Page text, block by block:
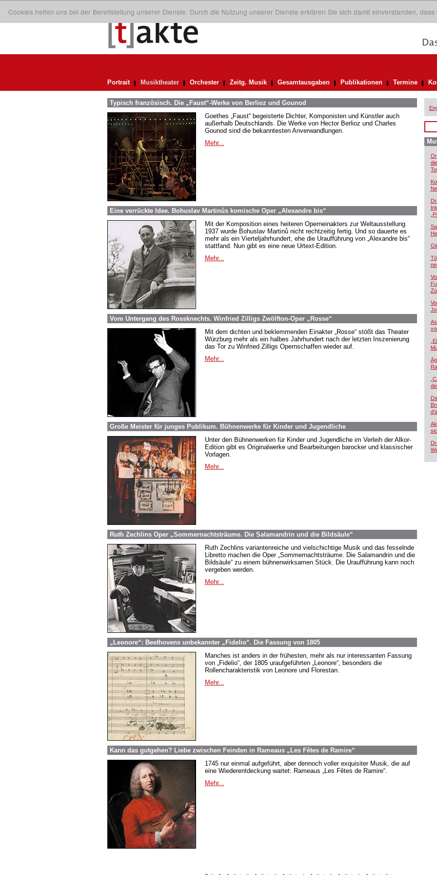
Cookies helfen uns bei der Bereitstellung unserer Dienste. Durch die Nutzung unserer Dienste erklären Sie sich damit einverstanden, dass
Portrait Musiktheater Orchester Zeitg. Musik Gesamtausgaben Publikationen Termine
Typisch französisch. Die „Faust“-Werke von Berlioz und Gounod
Goethes „Faust“ begeisterte Dichter, Komponisten und Künstler auch
außerhalb Deutschlands. Die Werke von Hector Berlioz und Charles
Gounod sind die bekanntesten Anverwandlungen.
Mehr...
Eine verrückte Idee. Bohuslav Martinůs komische Oper „Alexandre bis“
Mit der Komposition eines heiteren Operneinakters zur Weltausstellung
1937 wurde Bohuslav Martinů nicht rechtzeitig fertig. Und so dauerte es
mehr als ein Vierteljahrhundert, ehe die Uraufführung von „Alexandre bis“
stattfand. Nun gibt es eine neue Urtext-Edition.
Mehr...
Vom Untergang des Rossknechts. Winfried Zilligs Zwölfton-Oper „Rosse“
Mit dem dichten und beklemmenden Einakter „Rosse“ stößt das Theater
Würzburg mehr als ein halbes Jahrhundert nach der letzten Inszenierung
das Tor zu Winfried Zilligs Opernschaffen wieder auf.
Mehr...
Große Meister für junges Publikum. Bühnenwerke für Kinder und Jugendliche
Unter den Bühnenwerken für Kinder und Jugendliche im Verleih der Alkor-
Edition gibt es Originalwerke und Bearbeitungen barocker und klassischer
Vorlagen.
Mehr...
Ruth Zechlins Oper „Sommernachtsträume. Die Salamandrin und die Bildsäule“
Ruth Zechlins variantenreiche und vielschichtige Musik und das fesselnde
Libretto machen die Oper „Sommernachtsträume. Die Salamandrin und die
Bildsäule“ zu einem bühnenwirksamen Stück. Die Uraufführung kann noch
vergeben werden.
Mehr...
„Leonore“: Beethovens unbekannter „Fidelio“. Die Fassung von 1805
Manches ist anders in der frühesten, mehr als nur interessanten Fassung
von „Fidelio“, der 1805 uraufgeführten „Leonore“, besonders die
Rollencharakteristik von Leonore und Florestan.
Mehr...
Kann das gutgehen? Liebe zwischen Feinden in Rameaus „Les Fêtes de Ramire“
1745 nur einmal aufgeführt, aber dennoch voller exquisiter Musik, die auf
eine Wiederentdeckung wartet: Rameaus „Les Fêtes de Ramire“.
Mehr...